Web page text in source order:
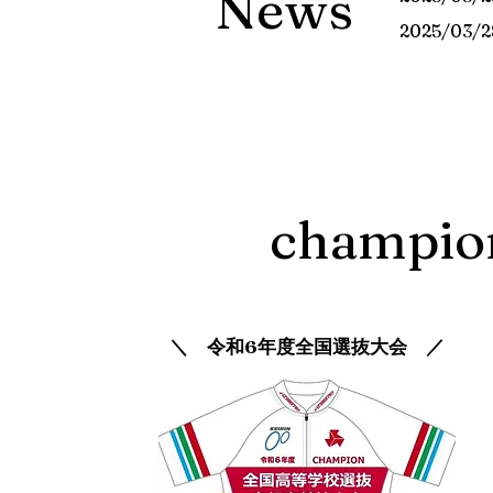
2025/03/
＼ 令和6年度全国​選抜大会 ／